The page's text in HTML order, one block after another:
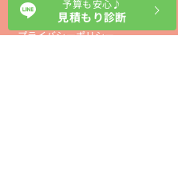
会社概要
プライバシーポリシー
予算も安心♪
見積もり診断